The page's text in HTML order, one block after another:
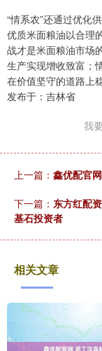
“情系农”还通过优化
优质米面粮油以合理
战才是米面粮油市场
生产实现增收致富；
在价值坚守的道路上
发布于：吉林省
我
上一篇： 鑫优配官
下一篇： 东方红配
基石投资者
相关文章